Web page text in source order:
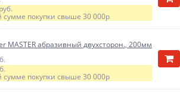
руб.
сумме покупки свыше 30 000р
MASTER абразивный двухсторон., 200мм
сумме покупки свыше 30 000р